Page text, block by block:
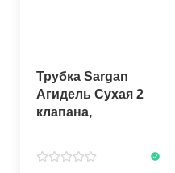
Трубка Sargan
Агидель Сухая 2
клапана,
прозрачный/синий